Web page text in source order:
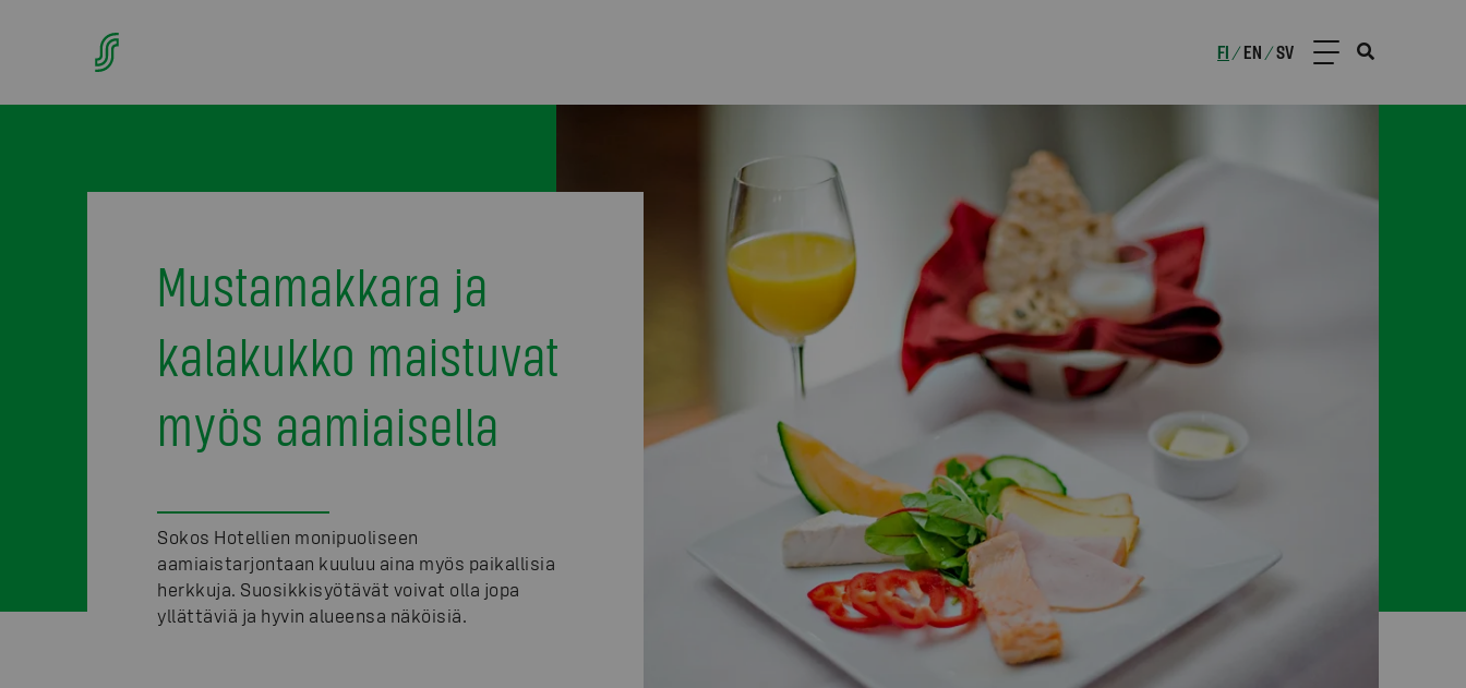
FI /EN /SV
Mustamakkara ja
kalakukko maistuvat
myös aamiaisella
Sokos Hotellien monipuoliseen
aamiaistarjontaan kuuluu aina myös paikallisia
herkkuja. Suosikkisyötävät voivat olla jopa
yllättäviä ja hyvin alueensa näköisiä.